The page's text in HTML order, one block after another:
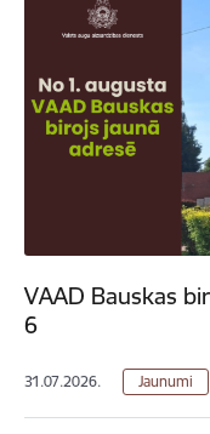
VAAD Bauskas
6
31.07.2026. Jaunumi